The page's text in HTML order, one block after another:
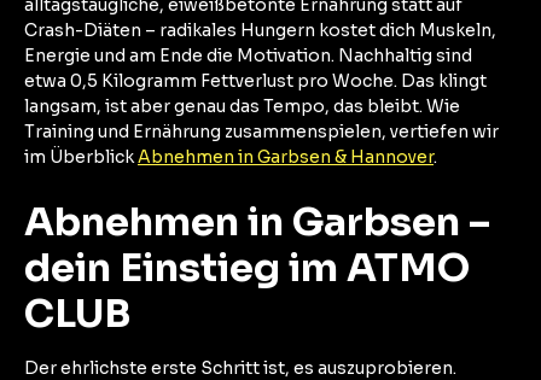
alltagstaugliche, eiweißbetonte Ernährung statt auf
Crash-Diäten – radikales Hungern kostet dich Muskeln,
Energie und am Ende die Motivation. Nachhaltig sind
etwa 0,5 Kilogramm Fettverlust pro Woche. Das klingt
langsam, ist aber genau das Tempo, das bleibt. Wie
Training und Ernährung zusammenspielen, vertiefen wir
im ÜberblickAbnehmen in Garbsen & Hannover.
Abnehmen in Garbsen –
dein Einstieg im ATMO
CLUB
Der ehrlichste erste Schritt ist, es auszuprobieren.